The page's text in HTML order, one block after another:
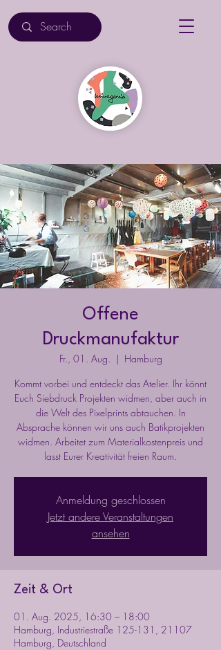
Offene
Druckmanufaktur
Fr., 01. Aug.
  |
Hamburg
Kommt vorbei und entdeckt das Atelier. Ihr könnt
Euch Siebdruck Projekten widmen, aber auch in
die Welt des Pixelprints abtauchen. In
Absprache können wir uns auch Batikprojekten
widmen. Arbeitet zum Materialkostenpreis und
lasst Eurer Kreativität freien Raum.
Anmeldung geschlossen
Jetzt andere Veranstaltungen
ansehen
Zeit & Ort
01. Aug. 2025, 16:30 – 18:00
Hamburg, Industriestraße 125-131, 21107
Hamburg, Deutschland